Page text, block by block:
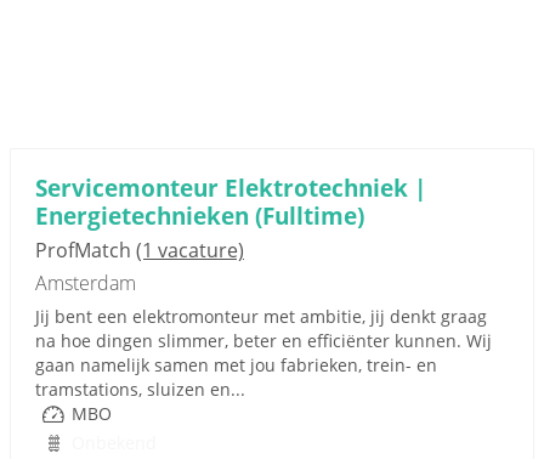
Servicemonteur Elektrotechniek |
Energietechnieken (Fulltime)
ProfMatch (1 vacature)
Amsterdam
Jij bent een elektromonteur met ambitie, jij denkt graag
na hoe dingen slimmer, beter en efficiënter kunnen. Wij
gaan namelijk samen met jou fabrieken, trein- en
tramstations, sluizen en...
MBO